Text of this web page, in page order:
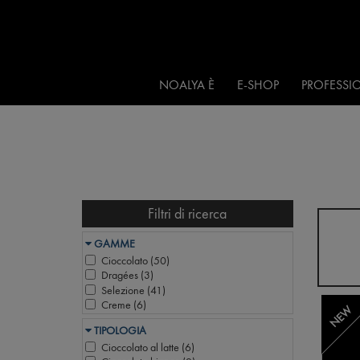
NOALYA È E-SHOP
Filtri di ricerca
GAMME
Cioccolato (50)
Dragées (3)
Selezione (41 )
Creme (6)
TIPOLOGIA
Cioccolato al latte (6)
NEW